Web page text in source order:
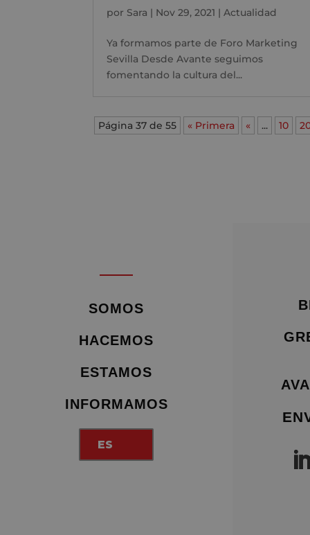
por Sara | Nov 29, 2021 |Actualidad
Ya formamos parte de Foro Marketing
Sevilla Desde Avante seguimos
fomentando la cultura del...
Página 37 de 55 « Primera « ... 10
SOMOS
HACEMOS
ESTAMOS
INFORMAMOS
ES